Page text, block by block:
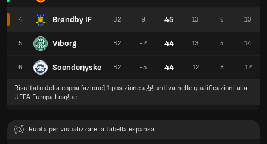
4 Brøndby IF
5 Viborg
6 Soenderjyske
32 9 45 13 6 13
32 -2 44 13 5 14
32 -5 44 12 8 12
Risultato della coppa [azione] 1 posizione aggiuntiva nelle qualificazioni alla
UEFA Europa League
Ruota per visualizzare la tabella espansa